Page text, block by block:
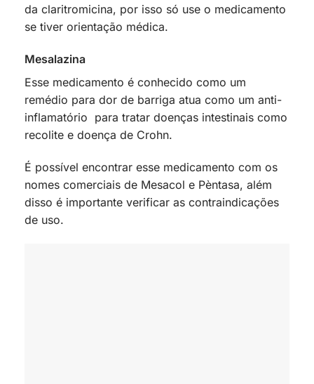
da claritromicina, por isso só use o medicamento
se tiver orientação médica.
Mesalazina
Esse medicamento é conhecido como um
remédio para dor de barriga atua como um anti-
inflamatório para tratar doenças intestinais como
recolite e doença de Crohn.
É possível encontrar esse medicamento com os
nomes comerciais de Mesacol e Pèntasa, além
disso é importante verificar as contraindicações
de uso.